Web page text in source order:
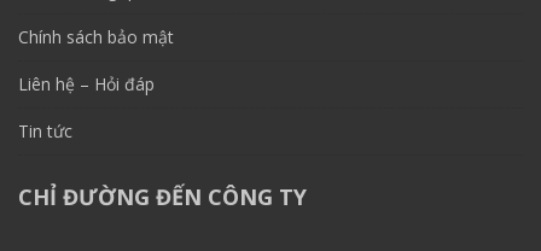
Chính sách bảo mật
Liên hệ – Hỏi đáp
Tin tức
CHỈ ĐƯỜNG ĐẾN CÔNG TY